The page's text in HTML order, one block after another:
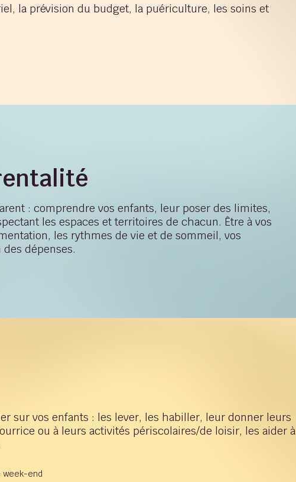
la prévision du budget, la puériculture, les soins et
: comprendre vos enfants, leur poser des limites,
les espaces et territoires de chacun. Être à vos
les rythmes de vie et de sommeil, vos
dépenses.
sur vos enfants : les lever, les habiller, leur donner leurs
ou à leurs activités périscolaires/de loisir, les aider à
week-end